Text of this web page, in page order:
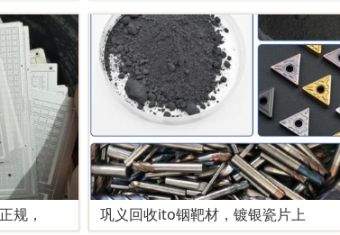
规， 巩义回收ito铟靶材，镀银瓷片上